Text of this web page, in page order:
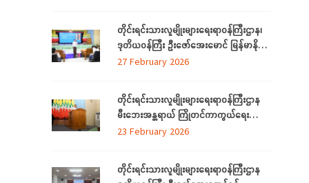
တိုင်းရင်းသားလူမျိုးများရေးရာဝန်ကြီးဌာန၊
ဒုတိယဝန်ကြီး ဦးဇော်အေးမောင် မြန်မာနိုင်ငံ
တော်အလံအကြောင်း သိကောင်းစရာ
27 February 2026
တိုင်းရင်းသားလူမျိုးများရေးရာဝန်ကြီးဌာန
မီးဘေးအန္တရာယ် ကြိုတင်ကာကွယ်ရေး
ဆိုင်ရာ အသိပညာပေးဟောပြောခြင်းနှင့်
23 February 2026
တိုင်းရင်းသားလူမျိုးများရေးရာဝန်ကြီးဌာန